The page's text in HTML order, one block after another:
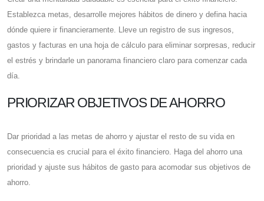
Establezca metas, desarrolle mejores hábitos de dinero y defina hacia
dónde quiere ir financieramente. Lleve un registro de sus ingresos,
gastos y facturas en una hoja de cálculo para eliminar sorpresas, reducir
el estrés y brindarle un panorama financiero claro para comenzar cada
día.
PRIORIZAR OBJETIVOS DE AHORRO
Dar prioridad a las metas de ahorro y ajustar el resto de su vida en
consecuencia es crucial para el éxito financiero. Haga del ahorro una
prioridad y ajuste sus hábitos de gasto para acomodar sus objetivos de
ahorro.